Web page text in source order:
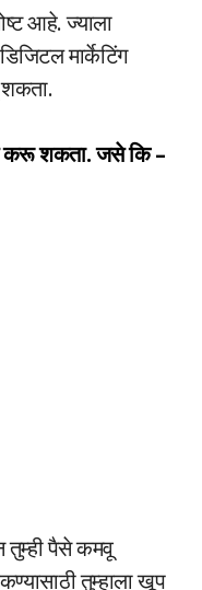
आहे. ज्याला
मार्केटिंग
करू शकता. जसे कि –
तुम्ही पैसे कमवू
तुम्हाला खूप